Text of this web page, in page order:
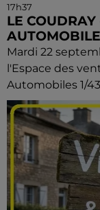
17h37
LE
Mardi 22
l'Espace des
Automobiles 1/